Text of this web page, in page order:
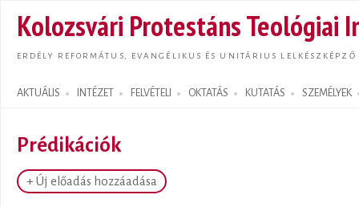
Kolozsvári Protestáns Teológiai
ERDÉLY REFORMÁTUS, EVANGÉLIKUS ÉS UNITÁRIUS LELKÉSZKÉPZŐ
AKTUÁLIS INTÉZET FELVÉTELI OKTATÁS KUTATÁS SZEMÉLYEK
Search form
Prédikációk
+ Új előadás hozzáadása